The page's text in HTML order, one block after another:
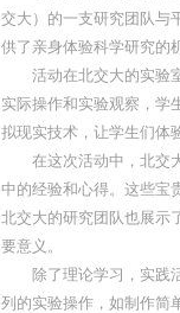
交大）的一支研究团队与
供了亲身体验科学研究的
活动在北交大的实验
实际操作和实验观察，学
拟现实技术，让学生们体
在这次活动中，北交
中的经验和心得。这些宝
北交大的研究团队也展示
要意义。
除了理论学习，实践
列的实验操作，如制作简